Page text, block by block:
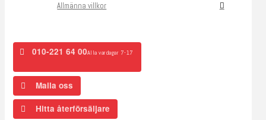
Allmänna villkor
010-221 64 00Alla vardagar 7-17
Maila oss
Hitta återförsäljare